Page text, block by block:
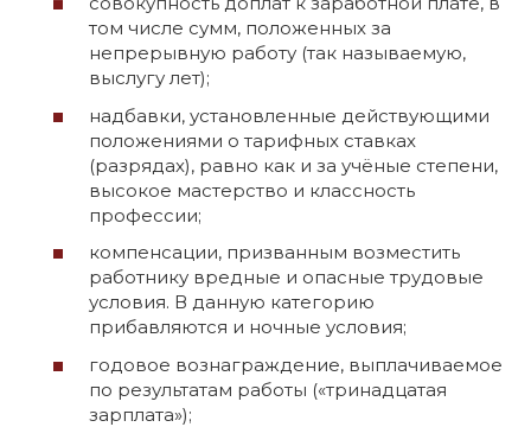
том числе сумм, положенных за
непрерывную работу (так называемую,
выслугу лет);
надбавки, установленные действующими
положениями о тарифных ставках
(разрядах), равно как и за учёные степени,
высокое мастерство и классность
профессии;
компенсации, призванным возместить
работнику вредные и опасные трудовые
условия. В данную категорию
прибавляются и ночные условия;
годовое вознаграждение, выплачиваемое
по результатам работы («тринадцатая
зарплата»);